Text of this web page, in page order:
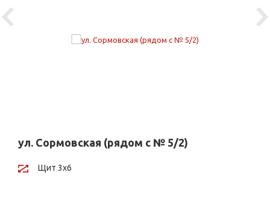
Previous
ул. Сормовская (рядом с № 5/2)
Щит 3х6